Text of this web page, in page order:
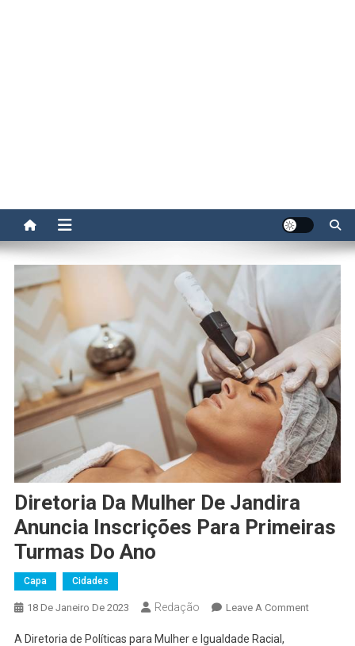
Diretoria Da Mulher De Jandira
Anuncia Inscrições Para Primeiras
Turmas Do Ano
Capa Cidades
18 De Janeiro De 2023 Redação Leave A CommentOn
A Diretoria de Políticas para Mulher e Igualdade Racial,